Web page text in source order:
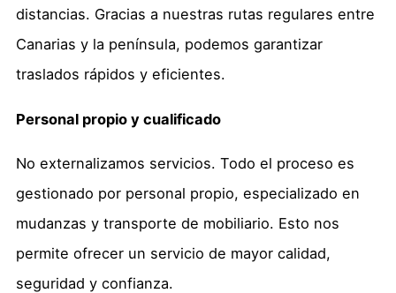
distancias. Gracias a nuestras rutas regulares entre
Canarias y la península, podemos garantizar
traslados rápidos y eficientes.
Personal propio y cualificado
No externalizamos servicios. Todo el proceso es
gestionado por personal propio, especializado en
mudanzas y transporte de mobiliario. Esto nos
permite ofrecer un servicio de mayor calidad,
seguridad y confianza.